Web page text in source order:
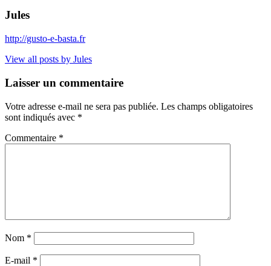
Jules
http://gusto-e-basta.fr
View all posts by Jules
Laisser un commentaire
Votre adresse e-mail ne sera pas publiée. Les champs obligatoires
sont indiqués avec *
Commentaire *
Nom *
E-mail *